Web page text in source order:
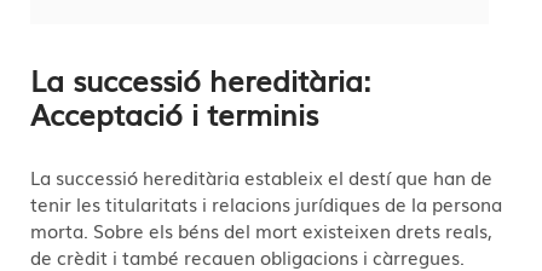
La successió hereditària:
Acceptació i terminis
La successió hereditària estableix el destí que han de
tenir les titularitats i relacions jurídiques de la persona
morta. Sobre els béns del mort existeixen drets reals,
de crèdit i també recauen obligacions i càrregues.